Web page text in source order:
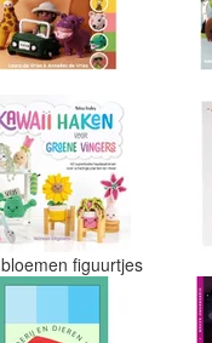
bloemen figuurtjes